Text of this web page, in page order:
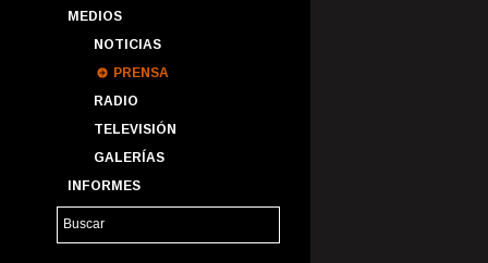
MEDIOS
NOTICIAS
PRENSA
RADIO
TELEVISIÓN
GALERÍAS
INFORMES